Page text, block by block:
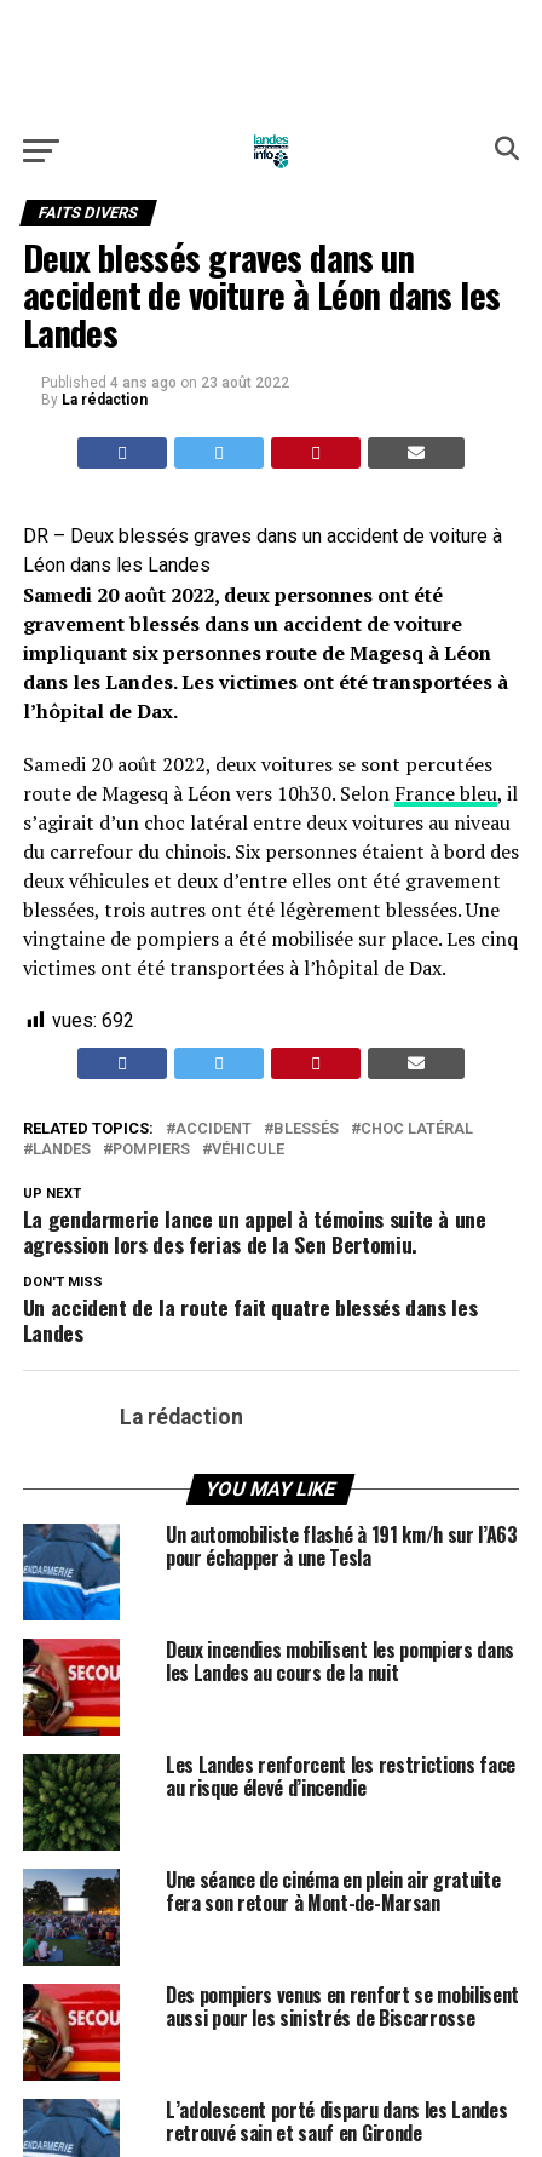
FAITS DIVERS
Deux blessés graves dans un
accident de voiture à Léon dans les
Landes
Published 4 ans ago on 23 août 2022
By La rédaction
DR – Deux blessés graves dans un accident de voiture à
Léon dans les Landes
Samedi 20 août 2022, deux personnes ont été
gravement blessés dans un accident de voiture
impliquant six personnes route de Magesq à Léon
dans les Landes. Les victimes ont été transportées à
l’hôpital de Dax.
Samedi 20 août 2022, deux voitures se sont percutées
route de Magesq à Léon vers 10h30. Selon France bleu, il
s’agirait d’un choc latéral entre deux voitures au niveau
du carrefour du chinois. Six personnes étaient à bord des
deux véhicules et deux d’entre elles ont été gravement
blessées, trois autres ont été légèrement blessées. Une
vingtaine de pompiers a été mobilisée sur place. Les cinq
victimes ont été transportées à l’hôpital de Dax.
vues: 692
RELATED TOPICS: ACCIDENT BLESSÉS
CHOC LATÉRAL
LANDES
POMPIERS VÉHICULE
UP NEXT
La gendarmerie lance un appel à témoins suite à une
agression lors des ferias de la Sen Bertomiu.
DON'T MISS
Un accident de la route fait quatre blessés dans les
Landes
La rédaction
YOU MAY LIKE
Un automobiliste flashé à 191 km/h sur l’A63
pour échapper à une Tesla
Deux incendies mobilisent les pompiers dans
les Landes au cours de la nuit
Les Landes renforcent les restrictions face
au risque élevé d’incendie
Une séance de cinéma en plein air gratuite
fera son retour à Mont-de-Marsan
Des pompiers venus en renfort se mobilisent
aussi pour les sinistrés de Biscarrosse
L’adolescent porté disparu dans les Landes
retrouvé sain et sauf en Gironde